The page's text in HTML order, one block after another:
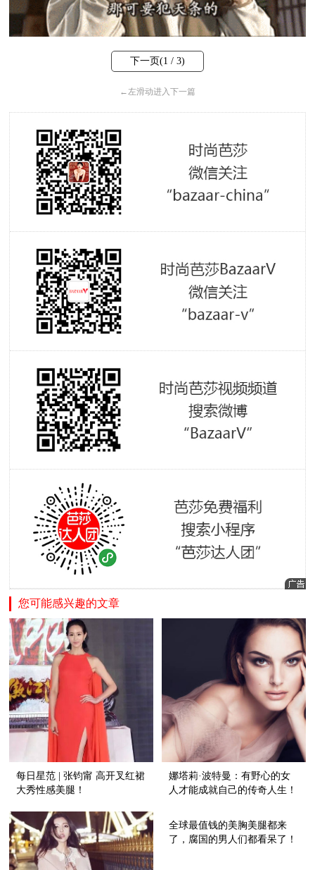
下一页(1 / 3)
←左滑动进入下一篇
您可能感兴趣的文章
每日星范 | 张钧甯 高开叉红裙
大秀性感美腿！
娜塔莉·波特曼：有野心的女
人才能成就自己的传奇人生！
全球最值钱的美胸美腿都来
了，腐国的男人们都看呆了！